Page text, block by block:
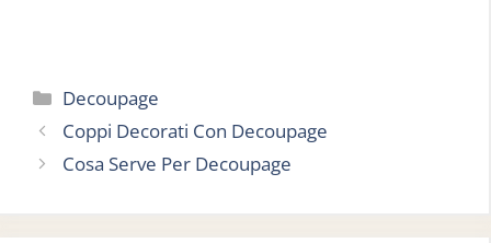
Categorie
Decoupage
Coppi Decorati Con Decoupage
Cosa Serve Per Decoupage